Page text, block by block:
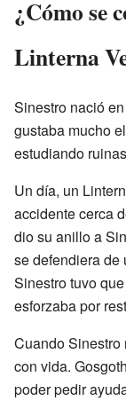
¿Cómo se
Linterna
Sinestro nació
gustaba mucho
estudiando
Un día, un
accidente cerca
dio su anillo a
se defendiera de
Sinestro tuvo
esforzaba por
Cuando Sinestro
con vida.
poder pedir